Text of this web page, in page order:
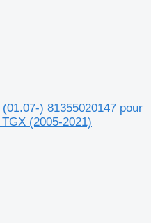
) 81355020147 pour
(2005-2021)